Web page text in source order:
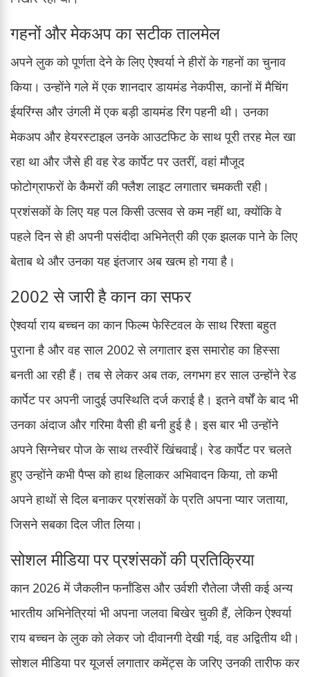
गहनों और मेकअप का सटीक तालमेल
अपने लुक को पूर्णता देने के लिए ऐश्वर्या ने हीरों के गहनों का चुनाव
किया। उन्होंने गले में एक शानदार डायमंड नेकपीस, कानों में मैचिंग
ईयरिंग्स और उंगली में एक बड़ी डायमंड रिंग पहनी थी। उनका
मेकअप और हेयरस्टाइल उनके आउटफिट के साथ पूरी तरह मेल खा
रहा था और जैसे ही वह रेड कार्पेट पर उतरीं, वहां मौजूद
फोटोग्राफरों के कैमरों की फ्लैश लाइट लगातार चमकती रही।
प्रशंसकों के लिए यह पल किसी उत्सव से कम नहीं था, क्योंकि वे
पहले दिन से ही अपनी पसंदीदा अभिनेत्री की एक झलक पाने के लिए
बेताब थे और उनका यह इंतजार अब खत्म हो गया है।
2002 से जारी है कान का सफर
ऐश्वर्या राय बच्चन का कान फिल्म फेस्टिवल के साथ रिश्ता बहुत
पुराना है और वह साल 2002 से लगातार इस समारोह का हिस्सा
बनती आ रही हैं। तब से लेकर अब तक, लगभग हर साल उन्होंने रेड
कार्पेट पर अपनी जादुई उपस्थिति दर्ज कराई है। इतने वर्षों के बाद भी
उनका अंदाज और गरिमा वैसी ही बनी हुई है। इस बार भी उन्होंने
अपने सिग्नेचर पोज के साथ तस्वीरें खिंचवाईं। रेड कार्पेट पर चलते
हुए उन्होंने कभी पैप्स को हाथ हिलाकर अभिवादन किया, तो कभी
अपने हाथों से दिल बनाकर प्रशंसकों के प्रति अपना प्यार जताया,
जिसने सबका दिल जीत लिया।
सोशल मीडिया पर प्रशंसकों की प्रतिक्रिया
कान 2026 में जैकलीन फर्नांडिस और उर्वशी रौतेला जैसी कई अन्य
भारतीय अभिनेत्रियां भी अपना जलवा बिखेर चुकी हैं, लेकिन ऐश्वर्या
राय बच्चन के लुक को लेकर जो दीवानगी देखी गई, वह अद्वितीय थी।
सोशल मीडिया पर यूजर्स लगातार कमेंट्स के जरिए उनकी तारीफ कर